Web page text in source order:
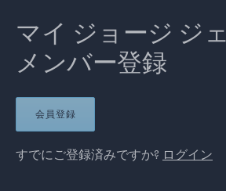
マイ ジョージ ジ
メンバー登録
会員登録
すでにご登録済みですか? ログイン